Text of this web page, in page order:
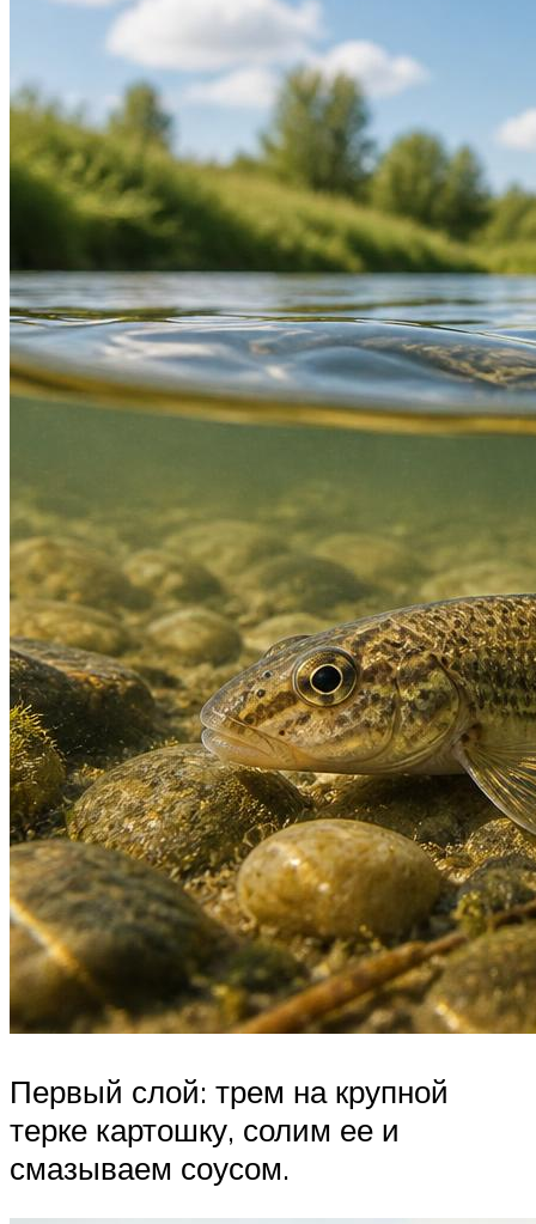
Первый слой: трем на крупной
терке картошку, солим ее и
смазываем соусом.